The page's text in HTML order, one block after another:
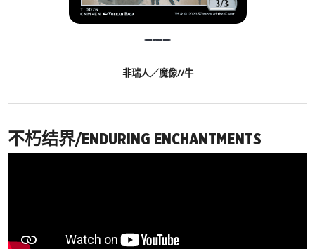
非瑞人／魔像//牛
不朽结界/ENDURING ENCHANTMENTS